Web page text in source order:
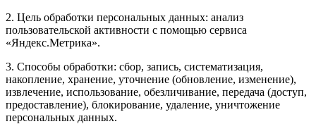
2. Цель обработки персональных данных: анализ
пользовательской активности с помощью сервиса
«Яндекс.Метрика».
3. Способы обработки: сбор, запись, систематизация,
накопление, хранение, уточнение (обновление, изменение),
извлечение, использование, обезличивание, передача (доступ,
предоставление), блокирование, удаление, уничтожение
персональных данных.